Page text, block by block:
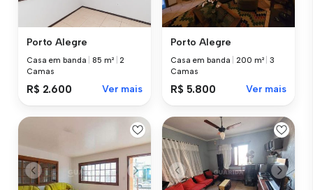
Porto Alegre
Casa em banda |85 m² |2
Camas
R$ 2.600 Ver mais
Porto Alegre
Casa em banda |200 m² |3
Camas
R$ 5.800 Ver mais